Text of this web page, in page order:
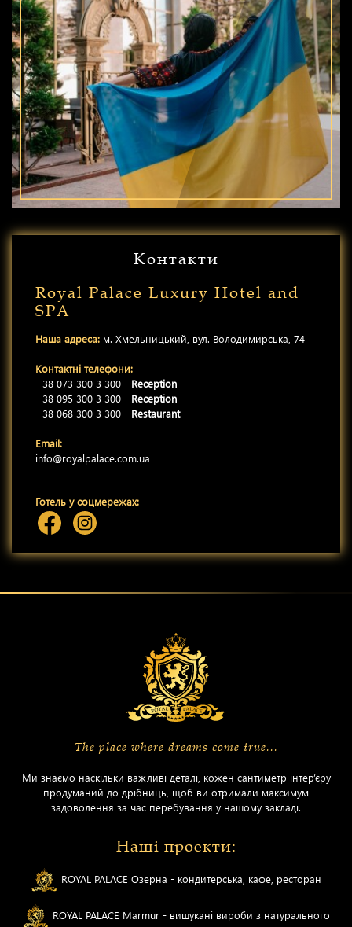
Контакти
Royal Palace Luxury Hotel and
SPA
Наша адреса: м. Хмельницький, вул. Володимирська, 74
Контактні телефони:
+38 073 300 3 300 - Reception
+38 095 300 3 300 - Reception
+38 068 300 3 300 - Restaurant
Email:
info@royalpalace.com.ua
Готель у соцмережах:
The place where dreams come true...
Ми знаємо наскільки важливі деталі, кожен сантиметр інтер’єру
продуманий до дрібниць, щоб ви отримали максимум
задоволення за час перебування у нашому закладі.
Наші проекти:
ROYAL PALACE Озерна - кондитерська, кафе, ресторан
ROYAL PALACE Marmur - вишукані вироби з натурального